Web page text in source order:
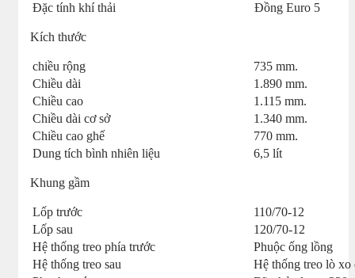
Đặc tính khí thải
Đồng Euro 5
Kích thước
chiều rộng
735 mm.
Chiều dài
1.890 mm.
Chiều cao
1.115 mm.
Chiều dài cơ sở
1.340 mm.
Chiều cao ghế
770 mm.
Dung tích bình nhiên liệu
6,5 lít
Khung gầm
Lốp trước
110/70-12
Lốp sau
120/70-12
Hệ thống treo phía trước
Phuộc ống lồng
Hệ thống treo sau
Hệ thống treo lò xo